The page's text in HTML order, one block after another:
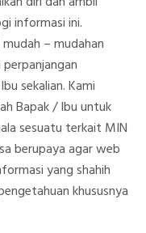
informasi ini.
mudah – mudahan
sekalian. Kami
Bapak / Ibu untuk
sesuatu terkait MIN
berupaya agar web
yang shahih
khususnya